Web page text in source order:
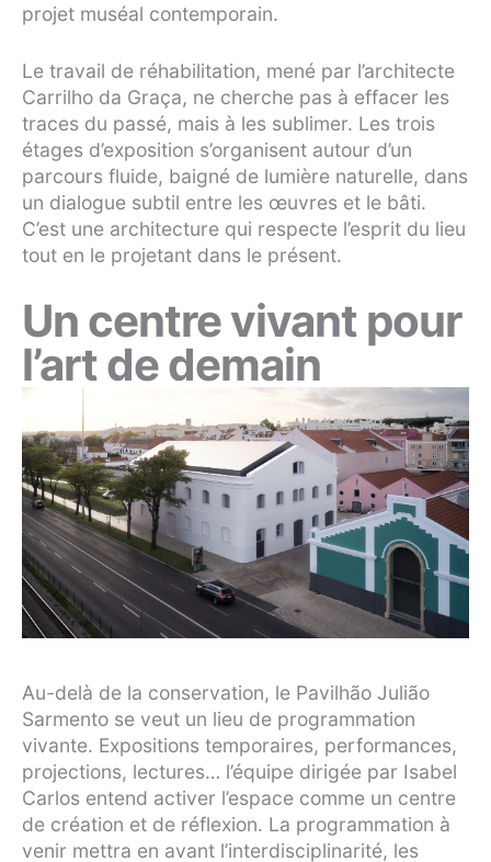
projet muséal contemporain.
Le travail de réhabilitation, mené par l’architecte
Carrilho da Graça, ne cherche pas à effacer les
traces du passé, mais à les sublimer. Les trois
étages d’exposition s’organisent autour d’un
parcours fluide, baigné de lumière naturelle, dans
un dialogue subtil entre les œuvres et le bâti.
C’est une architecture qui respecte l’esprit du lieu
tout en le projetant dans le présent.
Un centre vivant pour
l’art de demain
Au-delà de la conservation, le Pavilhão Julião
Sarmento se veut un lieu de programmation
vivante. Expositions temporaires, performances,
projections, lectures… l’équipe dirigée par Isabel
Carlos entend activer l’espace comme un centre
de création et de réflexion. La programmation à
venir mettra en avant l’interdisciplinarité, les